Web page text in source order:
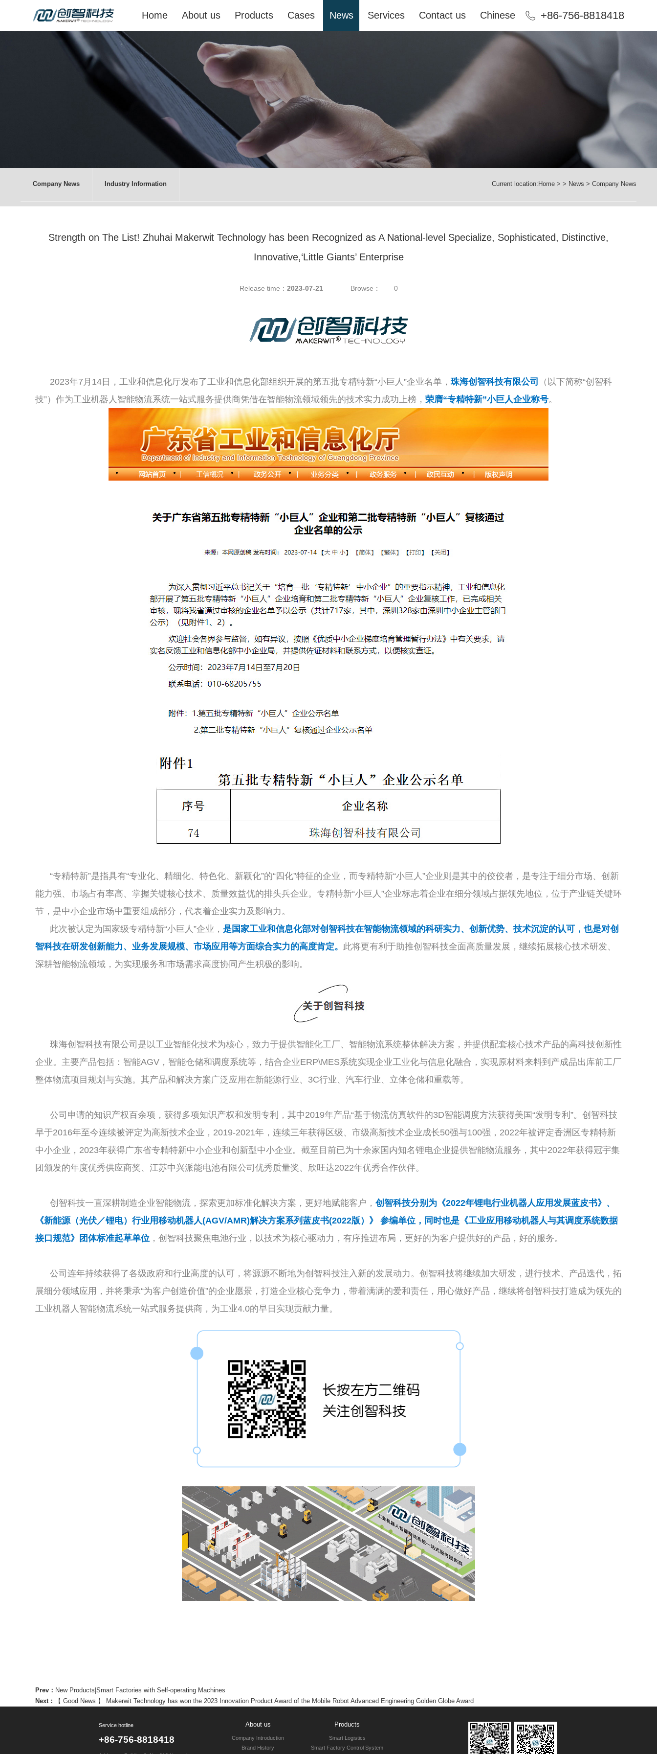
Home About us Products Cases News Services Contact us Chinese +86-756-8818418
Company News Industry Information Current location: Home > > News > Company News
Strength on The List! Zhuhai Makerwit Technology has been Recognized as A National-level Specialize, Sophisticated, Distinctive,
Innovative,‘Little Giants’ Enterprise
Release time： 2023-07-21 Browse： 0
2023年7月14日，工业和信息化厅发布了工业和信息化部组织开展的第五批专精特新“小巨人”企业名单， 珠海创智科技有限公司
（以下简称“创智科
技”）作为工业机器人智能物流系统一站式服务提供商凭借在智能物流领域领先的技术实力成功上榜， 荣膺“专精特新”小巨人企业称号。
“专精特新”是指具有“专业化、精细化、特色化、新颖化”的“四化”特征的企业，而专精特新“小巨人”企业则是其中的佼佼者，是专注于细分市场、创新
能力强、市场占有率高、掌握关键核心技术、质量效益优的排头兵企业。专精特新“小巨人”企业标志着企业在细分领域占据领先地位，位于产业链关键环
节，是中小企业市场中重要组成部分，代表着企业实力及影响力。
此次被认定为国家级专精特新“小巨人”企业， 是国家工业和信息化部对创智科技在智能物流领域的科研实力、创新优势、技术沉淀的认可，也是对创
智科技在研发创新能力、业务发展规模、市场应用等方面综合实力的高度肯定。 此将更有利于助推创智科技全面高质量发展，继续拓展核心技术研发、
深耕智能物流领域，为实现服务和市场需求高度协同产生积极的影响。
珠海创智科技有限公司是以工业智能化技术为核心，致力于提供智能化工厂、智能物流系统整体解决方案，并提供配套核心技术产品的高科技创新性
企业。主要产品包括：智能AGV，智能仓储和调度系统等，结合企业ERP\MES系统实现企业工业化与信息化融合，实现原材料来料到产成品出库前工厂
整体物流项目规划与实施。其产品和解决方案广泛应用在新能源行业、3C行业、汽车行业、立体仓储和重载等。
公司申请的知识产权百余项，获得多项知识产权和发明专利，其中2019年产品“基于物流仿真软件的3D智能调度方法获得美国“发明专利”。创智科技
早于2016年至今连续被评定为高新技术企业，2019-2021年，连续三年获得区级、市级高新技术企业成长50强与100强，2022年被评定香洲区专精特新
中小企业，2023年获得广东省专精特新中小企业和创新型中小企业。截至目前已为十余家国内知名锂电企业提供智能物流服务，其中2022年获得冠宇集
团颁发的年度优秀供应商奖、江苏中兴派能电池有限公司优秀质量奖、欣旺达2022年优秀合作伙伴。
创智科技一直深耕制造企业智能物流，探索更加标准化解决方案，更好地赋能客户， 创智科技分别为《2022年锂电行业机器人应用发展蓝皮书》、
《新能源（光伏／锂电）行业用移动机器人(AGV/AMR)解决方案系列蓝皮书(2022版）》 参编单位，同时也是《工业应用移动机器人与其调度系统数据
接口规范》团体标准起草单位 ，创智科技聚焦电池行业，以技术为核心驱动力，有序推进布局，更好的为客户提供好的产品，好的服务。
公司连年持续获得了各级政府和行业高度的认可，将源源不断地为创智科技注入新的发展动力。创智科技将继续加大研发，进行技术、产品迭代，拓
展细分领域应用，并将秉承“为客户创造价值”的企业愿景，打造企业核心竞争力，带着满满的爱和责任，用心做好产品，继续将创智科技打造成为领先的
工业机器人智能物流系统一站式服务提供商，为工业4.0的早日实现贡献力量。
Prev： New Products|Smart Factories with Self-operating Machines
Next：
【 Good News 】 Makerwit Technology has won the 2023 Innovation Product Award of the Mobile Robot Advanced Engineering Golden Globe Award
Service hotline
+86-756-8818418
About us
Company Introduction
Brand History
Products
Smart Logistics
Smart Factory Control System